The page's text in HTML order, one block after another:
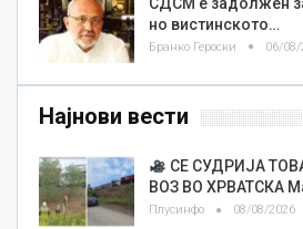
но вистинското…
Бранко Героски 06/08/
Најнови вести
СЕ СУДРИЈА
ВОЗ ВО ХРВАТСКА
Плусинфо 08/08/2026